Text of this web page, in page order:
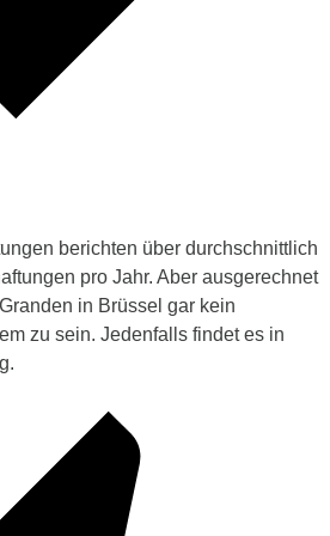
berichten über durchschnittlich
pro Jahr. Aber ausgerechnet
in Brüssel gar kein
zu sein. Jedenfalls findet es in